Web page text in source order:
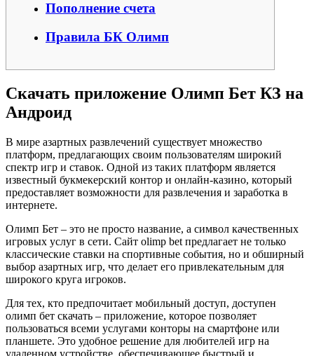
Пополнение счета
Правила БК Олимп
Скачать приложение Олимп Бет КЗ на
Андроид
В мире азартных развлечений существует множество
платформ, предлагающих своим пользователям широкий
спектр игр и ставок. Одной из таких платформ является
известный букмекерский контор и онлайн-казино, который
предоставляет возможности для развлечения и заработка в
интернете.
Олимп Бет – это не просто название, а символ качественных
игровых услуг в сети. Сайт olimp bet предлагает не только
классические ставки на спортивные события, но и обширный
выбор азартных игр, что делает его привлекательным для
широкого круга игроков.
Для тех, кто предпочитает мобильный доступ, доступен
олимп бет скачать – приложение, которое позволяет
пользоваться всеми услугами конторы на смартфоне или
планшете. Это удобное решение для любителей игр на
удаленном устройстве, обеспечивающее быстрый и